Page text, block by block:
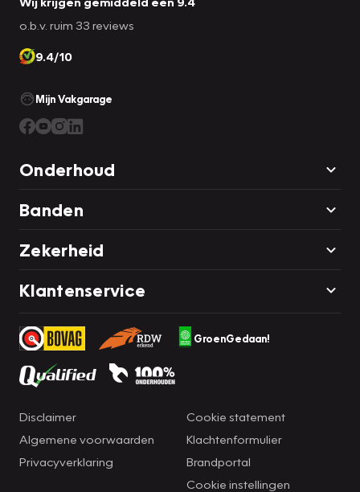
o.b.v. ruim 33 reviews
9.4/10
Mijn Vakgarage
Onderhoud
Banden
Zekerheid
Klantenservice
GroenGedaan!
Disclaimer
Algemene voorwaarden
Privacyverklaring
Cookie statement
Klachtenformulier
Brandportal
Cookie instellingen